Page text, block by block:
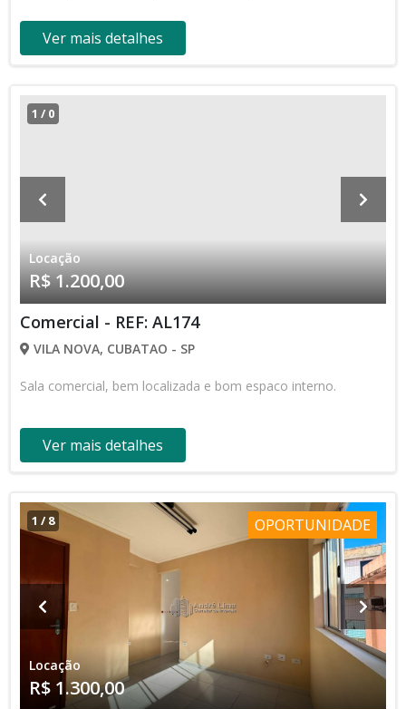
Ver mais detalhes
1 / 0
Locação
R$ 1.200,00
Comercial - REF: AL174
VILA NOVA, CUBATAO - SP
Sala comercial, bem localizada e bom espaco interno.
Ver mais detalhes
1 /8 OPORTUNIDADE
Locação
R$ 1.300,00